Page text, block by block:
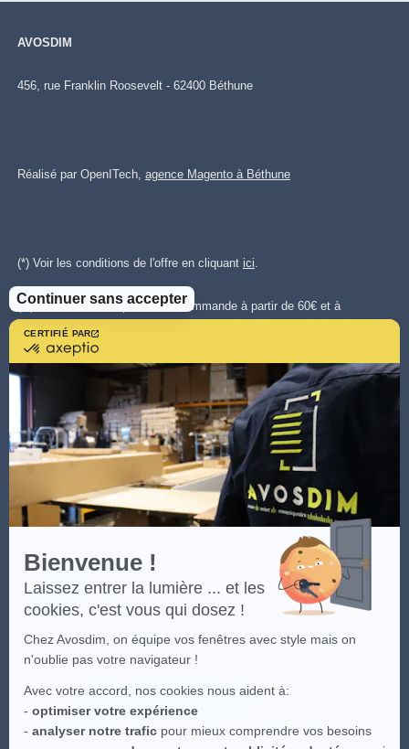
CERTIFIÉ PAR
En
savoir
plus
sur
Axeptio
Bienvenue !
Laissez entrer la lumière ... et les
cookies, c'est vous qui dosez !
Chez Avosdim, on équipe vos fenêtres avec style mais on
n'oublie pas votre navigateur !
Avec votre accord, nos cookies nous aident à:
- optimiser votre expérience
- analyser notre trafic pour mieux comprendre vos besoins
Continuer sans accepter
AVOSDIM
456, rue Franklin Roosevelt - 62400 Béthune
Réalisé par OpenITech, agence Magento à Béthune
(*) Voir les conditions de l'offre en cliquant ici
(**)Livraison offerte pour toute commande à partir de 60€ et à
destination de la France métropolitaine - hors Corse et destinations
spéciales. Offre valable sur le transporteur le moins cher disponible.
Plus d'infos cliquezici..
Les visuels du site sont la propriété intellectuelle d'Avosdim, toute
reproduction partielle ou totale est interdite.